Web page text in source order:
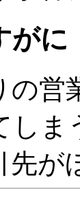
がに
の営
しま
先